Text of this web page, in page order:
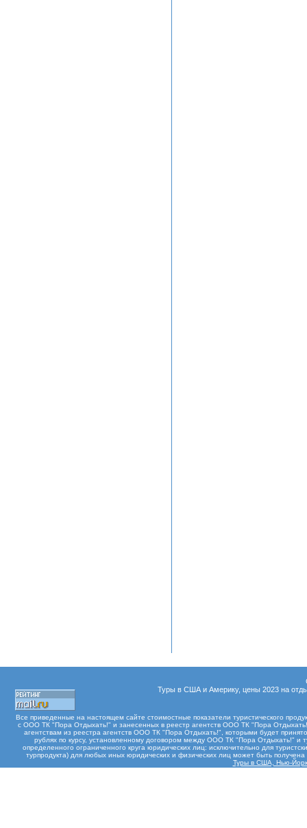
Туры в США и Америку, цены 2023 на
Все приведенные на настоящем сайте стоимостные показатели туристического
с ООО ТК "Пора Отдыхать!" и занесенных в реестр агентств ООО ТК "Пора
агентствам из реестра агентств ООО ТК "Пора Отдыхать!", которыми будет
рублях по курсу, установленному договором между ООО ТК "Пора Отдыхать!" и
определенного ограниченного круга юридических лиц: исключительно для
турпродукта) для любых иных юридических и физических лиц может быть
Туры в США, Нью-Йорк